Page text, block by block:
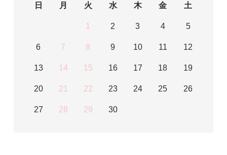
日
月 火 水 木 金 土
1 2 3 4 5
6 7 8 9 10 11 12
13 14 15 16 17 18 19
20 21 22 23 24 25 26
27 28 29 30